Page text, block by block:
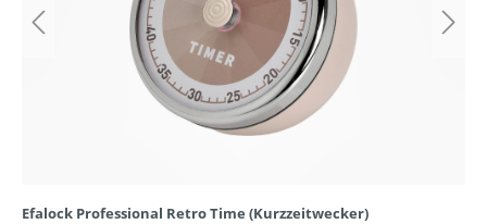
Efalock Professional Retro Time (Kurzzeitwecker)